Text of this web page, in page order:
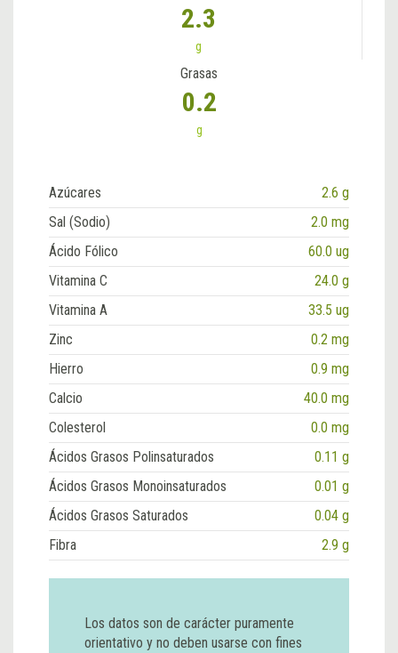
2.3
g
Grasas
0.2
g
Azúcares
2.6 g
Sal (Sodio)
2.0 mg
Ácido Fólico
60.0 ug
Vitamina C
24.0 g
Vitamina A
33.5 ug
Zinc
0.2 mg
Hierro
0.9 mg
Calcio
40.0 mg
Colesterol
0.0 mg
Ácidos Grasos Polinsaturados
0.11 g
Ácidos Grasos Monoinsaturados
0.01 g
Ácidos Grasos Saturados
0.04 g
Fibra
2.9 g
Los datos son de carácter puramente
orientativo y no deben usarse con fines